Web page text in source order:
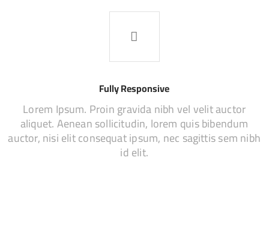
Fully Responsive
Lorem Ipsum. Proin gravida nibh vel velit auctor
aliquet. Aenean sollicitudin, lorem quis bibendum
auctor, nisi elit consequat ipsum, nec sagittis sem nibh
id elit.